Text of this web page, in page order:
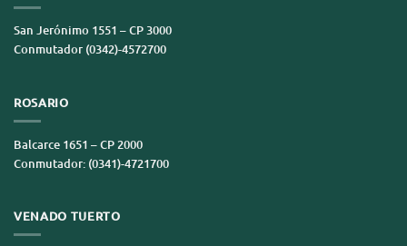
San Jerónimo 1551 – CP 3000
Conmutador (0342)-4572700
ROSARIO
Balcarce 1651 – CP 2000
Conmutador: (0341)-4721700
VENADO TUERTO